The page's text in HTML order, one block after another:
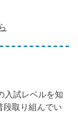
入試レベルを知
段取り組んでい